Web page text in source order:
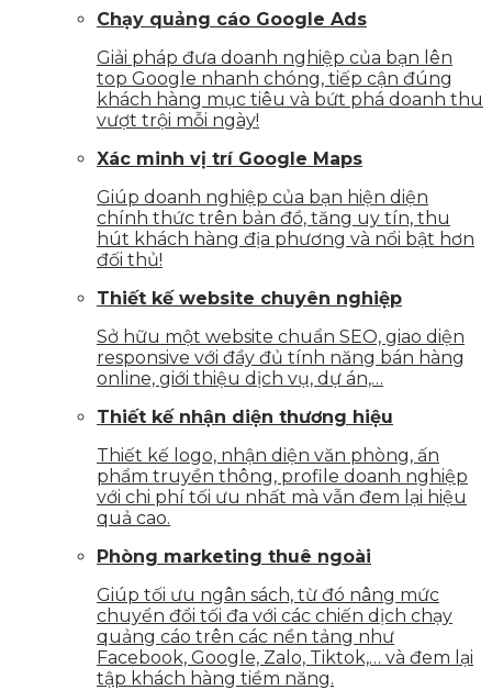
Chạy quảng cáo Google Ads
Giải pháp đưa doanh nghiệp của bạn lên
top Google nhanh chóng, tiếp cận đúng
khách hàng mục tiêu và bứt phá doanh thu
vượt trội mỗi ngày!
Xác minh vị trí Google Maps
Giúp doanh nghiệp của bạn hiện diện
chính thức trên bản đồ, tăng uy tín, thu
hút khách hàng địa phương và nổi bật hơn
đối thủ!
Thiết kế website chuyên nghiệp
Sở hữu một website chuẩn SEO, giao diện
responsive với đầy đủ tính năng bán hàng
online, giới thiệu dịch vụ, dự án,…
Thiết kế nhận diện thương hiệu
Thiết kế logo, nhận diện văn phòng, ấn
phẩm truyền thông, profile doanh nghiệp
với chi phí tối ưu nhất mà vẫn đem lại hiệu
quả cao.
Phòng marketing thuê ngoài
Giúp tối ưu ngân sách, từ đó nâng mức
chuyển đổi tối đa với các chiến dịch chạy
quảng cáo trên các nền tảng như
Facebook, Google, Zalo, Tiktok,… và đem lại
tập khách hàng tiềm năng.